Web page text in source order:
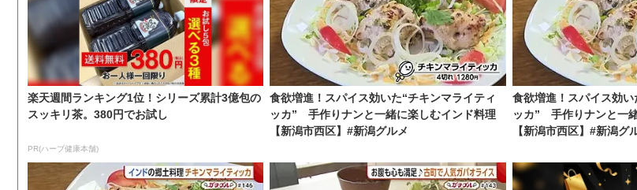
楽天週間ランキング1位！シリーズ累計3億包の
スッキリ茶。380円でお試し
PR(ハーブ健康本舗)
食欲増進！スパイス効いた“チキンマライティ
ッカ” 手作りナンと一緒に楽しむインド料理
【新潟市西区】#新潟グルメ
食欲増進！スパイス効
ッカ” 手作りナンと一
【新潟市西区】#新潟グ